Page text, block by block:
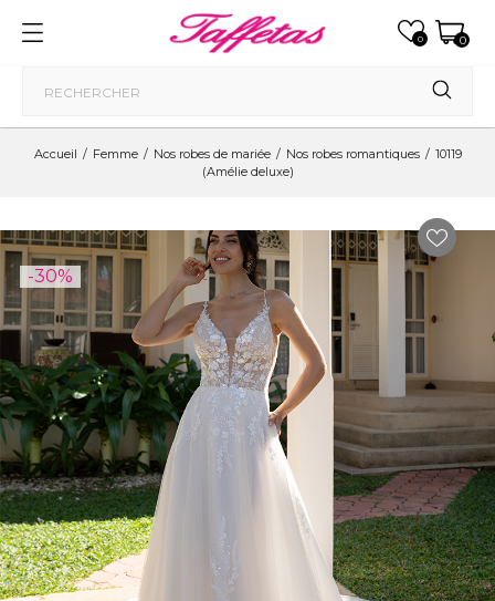
0
0
Accueil Femme Nos robes de mariée Nos robes romantiques
10119
(Amélie deluxe)
-30%